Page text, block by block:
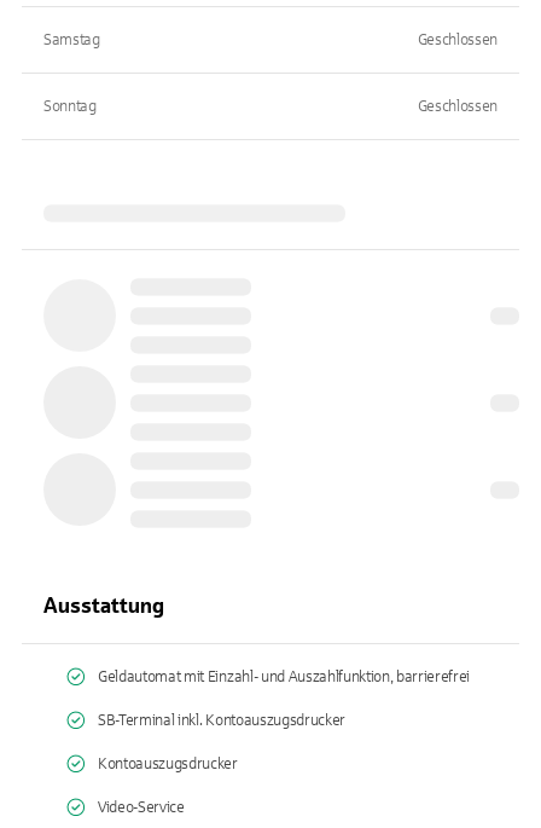
Samstag Geschlossen
Sonntag Geschlossen
Ausstattung
Geldautomat mit Einzahl- und Auszahlfunktion, barrierefrei
SB-Terminal inkl. Kontoauszugsdrucker
Kontoauszugsdrucker
Video-Service